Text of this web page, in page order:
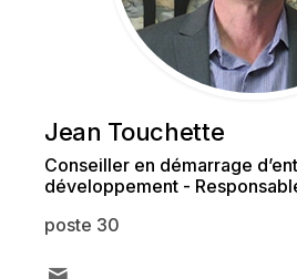
Jean Touchette
Conseiller en démarrage
développement -
poste 30